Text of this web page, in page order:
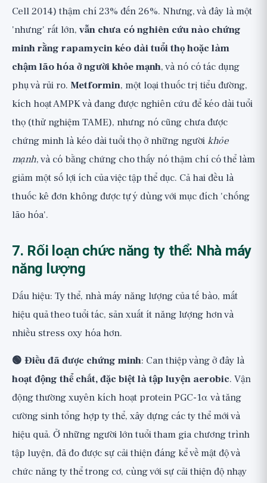
Cell 2014) thậm chí 23% đến 26%. Nhưng, và đây là một
'nhưng' rất lớn, vẫn chưa có nghiên cứu nào chứng
minh rằng rapamycin kéo dài tuổi thọ hoặc làm
chậm lão hóa ở người khỏe mạnh, và nó có tác dụng
phụ và rủi ro. Metformin, một loại thuốc trị tiểu đường,
kích hoạt AMPK và đang được nghiên cứu để kéo dài tuổi
thọ (thử nghiệm TAME), nhưng nó cũng chưa được
chứng minh là kéo dài tuổi thọ ở những ngườikhỏe
mạnh, và có bằng chứng cho thấy nó thậm chí có thể làm
giảm một số lợi ích của việc tập thể dục. Cả hai đều là
thuốc kê đơn không được tự ý dùng với mục đích 'chống
lão hóa'.
7. Rối loạn chức năng ty thể: Nhà máy
năng lượng
Dấu hiệu: Ty thể, nhà máy năng lượng của tế bào, mất
hiệu quả theo tuổi tác, sản xuất ít năng lượng hơn và
nhiều stress oxy hóa hơn.
🟢 Điều đã được chứng minh: Can thiệp vàng ở đây là
hoạt động thể chất, đặc biệt là tập luyện aerobic. Vận
động thường xuyên kích hoạt protein PGC-1α và tăng
cường sinh tổng hợp ty thể, xây dựng các ty thể mới và
hiệu quả. Ở những người lớn tuổi tham gia chương trình
tập luyện, đã đo được sự cải thiện đáng kể về mật độ và
chức năng ty thể trong cơ, cùng với sự cải thiện độ nhạy